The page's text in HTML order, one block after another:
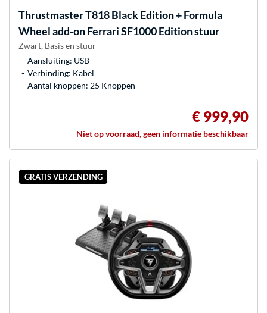
ThrustmasterT818 Black Edition + Formula
Wheel add-on Ferrari SF1000 Edition stuur
Zwart, Basis en stuur
Aansluiting: USB
Verbinding: Kabel
Aantal knoppen: 25 Knoppen
€ 999,90
Niet op voorraad, geen informatie beschikbaar
GRATIS VERZENDING